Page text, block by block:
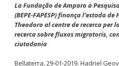
La Fundação de Amparo à
(BEPE-FAPESP) finança l’estada
Theodoro al centre de recerca per
recerca sobre fluxos migratoris,
ciutadania
Bellaterra, 29-01-2019. Hadriel